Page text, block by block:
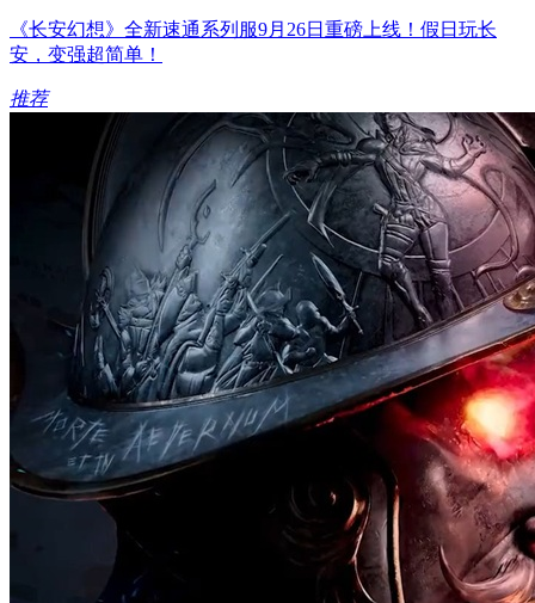
《长安幻想》全新速通系列服9月26日重磅上线！假日玩长
安，变强超简单！
推荐